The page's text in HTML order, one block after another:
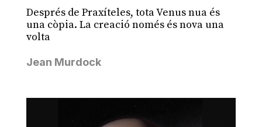
Després de Praxíteles, tota Venus nua és
una còpia. La creació només és nova una
volta
Jean Murdock